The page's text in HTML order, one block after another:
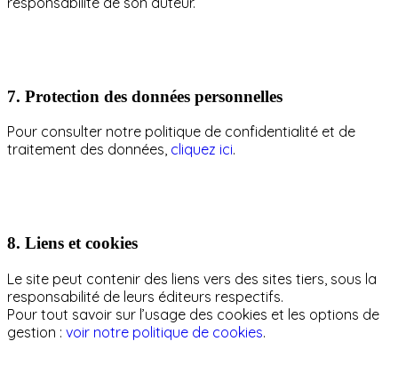
7. Protection des données personnelles
Pour consulter notre politique de confidentialité et de
traitement des données, cliquez ici.
8. Liens et cookies
Le site peut contenir des liens vers des sites tiers, sous la
responsabilité de leurs éditeurs respectifs.
Pour tout savoir sur l’usage des cookies et les options de
gestion : voir notre politique de cookies.